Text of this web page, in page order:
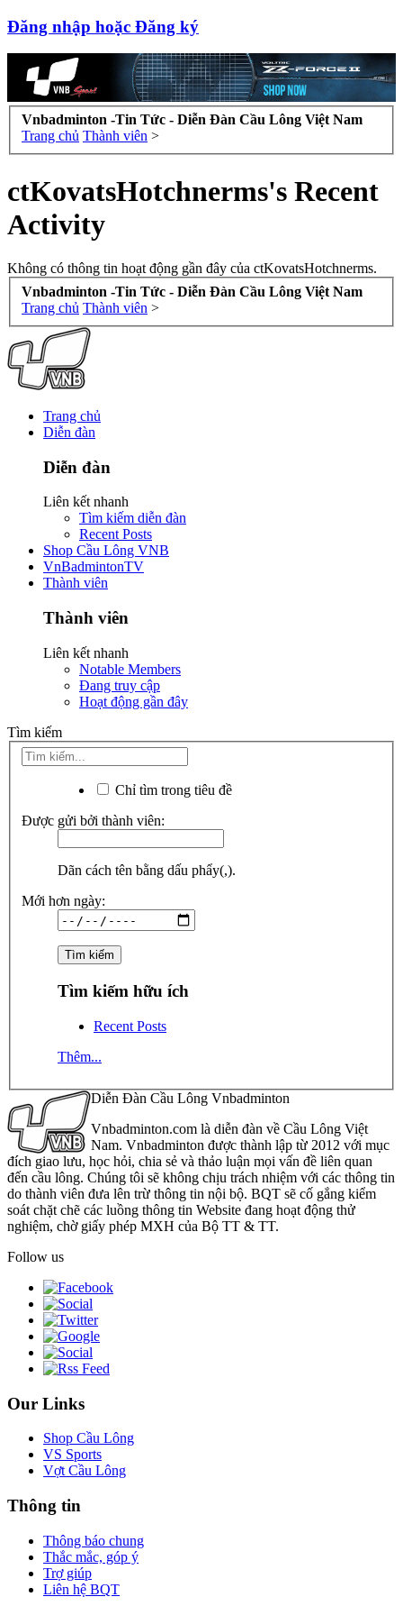
Đăng nhập hoặc Đăng ký
Vnbadminton -Tin Tức - Diễn Đàn Cầu Lông Việt Nam
Trang chủ Thành viên >
ctKovatsHotchnerms's Recent
Activity
Không có thông tin hoạt động gần đây của ctKovatsHotchnerms.
Vnbadminton -Tin Tức - Diễn Đàn Cầu Lông Việt Nam
Trang chủ Thành viên >
Trang chủ
Diễn đàn
Diễn đàn
Liên kết nhanh
Tìm kiếm diễn đàn
Recent Posts
Shop Cầu Lông VNB
VnBadmintonTV
Thành viên
Thành viên
Liên kết nhanh
Notable Members
Đang truy cập
Hoạt động gần đây
Tìm kiếm
Chỉ tìm trong tiêu đề
Được gửi bởi thành viên:
Dãn cách tên bằng dấu phẩy(,).
Mới hơn ngày:
Tìm kiếm hữu ích
Recent Posts
Thêm...
Diễn Đàn Cầu Lông Vnbadminton
Vnbadminton.com là diễn đàn về Cầu Lông Việt
Nam. Vnbadminton được thành lập từ 2012 với mục
đích giao lưu, học hỏi, chia sẻ và thảo luận mọi vấn đề liên quan
đến cầu lông. Chúng tôi sẽ không chịu trách nhiệm với các thông tin
do thành viên đưa lên trừ thông tin nội bộ. BQT sẽ cố gắng kiểm
soát chặt chẽ các luồng thông tin Website đang hoạt động thử
nghiệm, chờ giấy phép MXH của Bộ TT & TT.
Follow us
Our Links
Shop Cầu Lông
VS Sports
Vợt Cầu Lông
Thông tin
Thông báo chung
Thắc mắc, góp ý
Trợ giúp
Liên hệ BQT